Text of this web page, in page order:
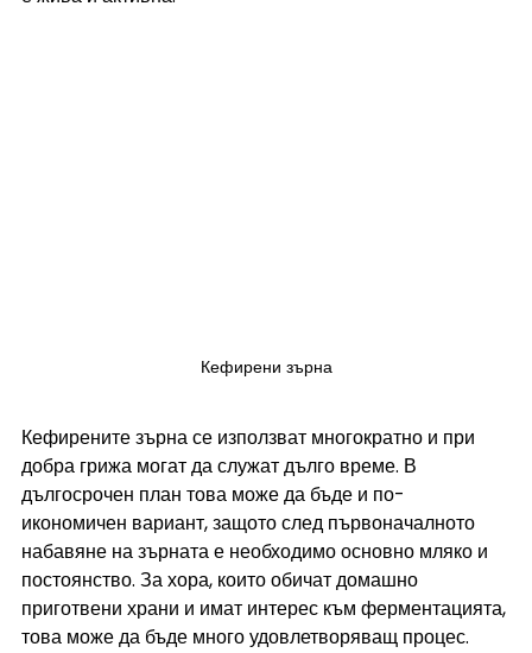
Кефирени зърна
Кефирените зърна се използват многократно и при
добра грижа могат да служат дълго време. В
дългосрочен план това може да бъде и по-
икономичен вариант, защото след първоначалното
набавяне на зърната е необходимо основно мляко и
постоянство. За хора, които обичат домашно
приготвени храни и имат интерес към ферментацията,
това може да бъде много удовлетворяващ процес.